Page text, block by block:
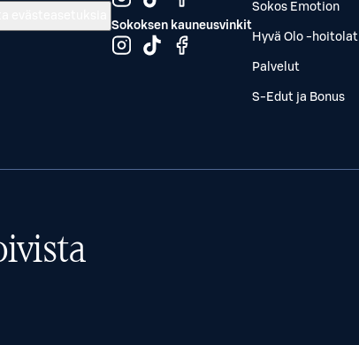
Sokoksen kauneusvinkit
Sokos Emotion
Hyvä Olo -hoitolat
Palvelut
S-Edut ja Bonus